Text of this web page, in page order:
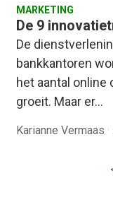
MARKETING
De 9
De
bankkantoren
het aantal
groeit. Maar er…
Karianne Vermaas ·
<